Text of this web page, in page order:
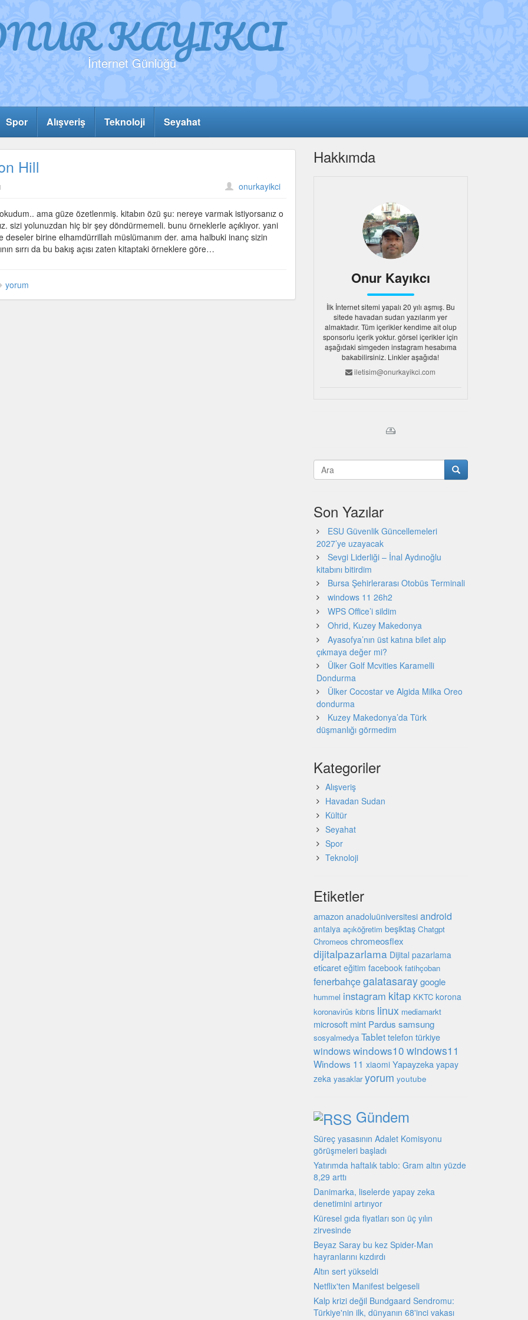
KAYIKCI
İnternet Günlüğü
Spor Alışveriş Teknoloji Seyahat
Hill
onurkayikci
ama güze özetlenmiş. kitabın özü şu: nereye varmak istiyorsanız o
sizi yolunuzdan hiç bir şey döndürmemeli. bunu örneklerle açıklıyor. yani
deseler birine elhamdürrillah müslümanım der. ama halbuki inanç sizin
sırrı da bu bakış açısı zaten kitaptaki örneklere göre…
yorum
Hakkımda
Onur Kayıkcı
İlk İnternet sitemi yapalı 20 yılı aşmış. Bu
sitede havadan sudan yazılarım yer
almaktadır. Tüm içerikler kendime ait olup
sponsorlu içerik yoktur. görsel içerikler için
aşağıdaki simgeden instagram hesabıma
bakabilirsiniz. Linkler aşağıda!
iletisim@onurkayikci.com
Son Yazılar
ESU Güvenlik Güncellemeleri
2027’ye uzayacak
Sevgi Liderliği – İnal Aydınoğlu
kitabını bitirdim
Bursa Şehirlerarası Otobüs Terminali
windows 11 26h2
WPS Office’i sildim
Ohrid, Kuzey Makedonya
Ayasofya’nın üst katına bilet alıp
çıkmaya değer mi?
Ülker Golf Mcvities Karamelli
Dondurma
Ülker Cocostar ve Algida Milka Oreo
dondurma
Kuzey Makedonya’da Türk
düşmanlığı görmedim
Kategoriler
Alışveriş
Havadan Sudan
Kültür
Seyahat
Spor
Teknoloji
Etiketler
amazon anadoluüniversitesi android
antalya açıköğretim beşiktaş Chatgpt
Chromeos chromeosflex
dijitalpazarlama Dijital pazarlama
eticaret eğitim facebook fatihçoban
fenerbahçegalatasaray google
hummel instagram kitap KKTC korona
koronavirüs kıbrıs linux mediamarkt
microsoft mint Pardus samsung
sosyalmedya Tablet telefon türkiye
windowswindows10 windows11
Windows 11 xiaomi Yapayzeka yapay
zeka yasaklar yorum youtube
Gündem
Süreç yasasının Adalet Komisyonu
görüşmeleri başladı
Yatırımda haftalık tablo: Gram altın yüzde
8,29 arttı
Danimarka, liselerde yapay zeka
denetimini artırıyor
Küresel gıda fiyatları son üç yılın
zirvesinde
Beyaz Saray bu kez Spider-Man
hayranlarını kızdırdı
Altın sert yükseldi
Netflix'ten Manifest belgeseli
Kalp krizi değil Bundgaard Sendromu:
Türkiye'nin ilk, dünyanın 68'inci vakası